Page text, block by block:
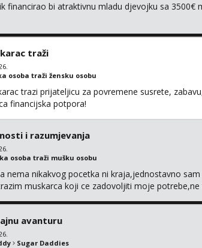
financirao bi atraktivnu mladu djevojku sa 3500€
traži
osoba traži žensku osobu
trazi prijateljicu za povremene susrete,
financijska potpora!
i razumjevanja
osoba traži mušku osobu
nema nikakvog pocetka ni kraja,jednostavno
muskarca koji ce zadovoljiti moje
avanturu
Sugar Daddies